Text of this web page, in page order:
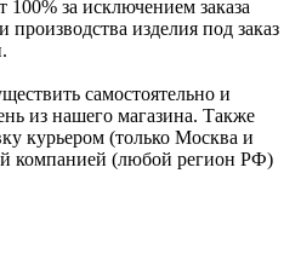
100% за исключением заказа
производства изделия под заказ
самостоятельно и
из нашего магазина. Также
курьером (только Москва и
компанией (любой регион РФ)